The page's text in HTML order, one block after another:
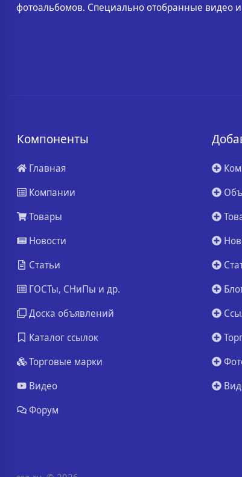
фотоальбомов. Специально отобранные видео
Компоненты
Главная
Компании
Товары
Новости
Статьи
ГОСТы, СНиПы и др.
Доска объявлений
Каталог ссылок
Торговые марки
Видео
Форум